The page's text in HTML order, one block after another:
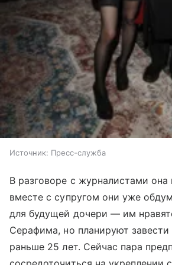
Источник: Пресс-служба
В разговоре с журналистами она
вместе с супругом они уже
для будущей дочери — им
Серафима, но планируют
раньше 25 лет. Сейчас пара